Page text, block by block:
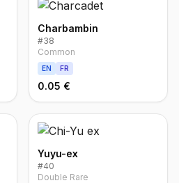
Charbambin
#38
Common
EN FR
0.05 €
Yuyu-ex
#40
Double Rare